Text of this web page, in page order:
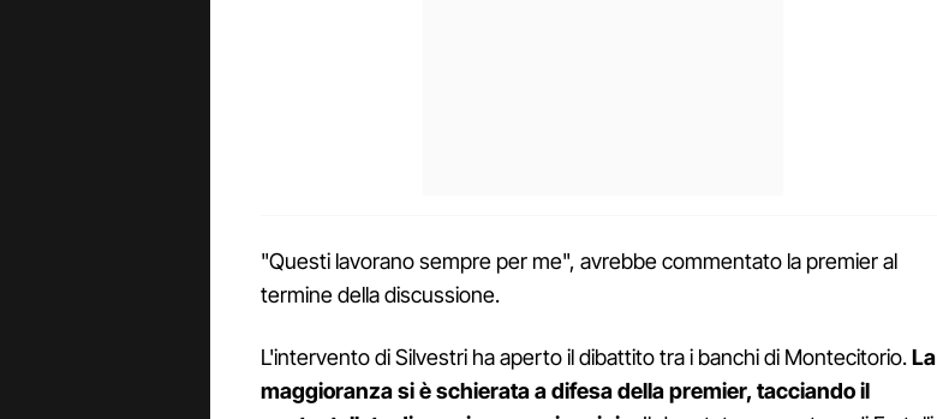
"Questi lavorano sempre per me", avrebbe commentato la premier al
termine della discussione.
L'intervento di Silvestri ha aperto il dibattito tra i banchi di Montecitorio.La
maggioranza si è schierata a difesa della premier, tacciando il